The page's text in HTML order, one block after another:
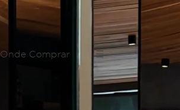
Onde Comprar ☰